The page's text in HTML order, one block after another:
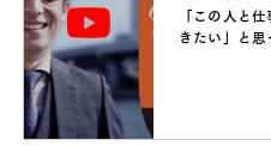
「この人と
きたい」と